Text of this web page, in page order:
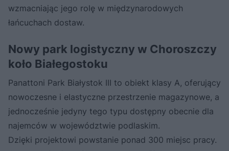
wzmacniając jego rolę w międzynarodowych
łańcuchach dostaw.
Nowy park logistyczny w Choroszczy
koło Białegostoku
Panattoni Park Białystok III to obiekt klasy A, oferujący
nowoczesne i elastyczne przestrzenie magazynowe, a
jednocześnie jedyny tego typu dostępny obecnie dla
najemców w województwie podlaskim.
Dzięki projektowi powstanie ponad 300 miejsc pracy.